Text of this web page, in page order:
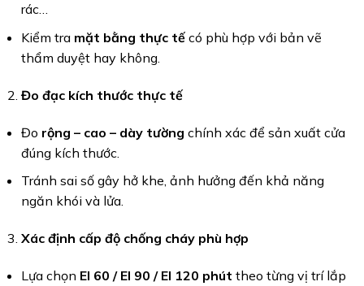
rác…
Kiểm tra mặt bằng thực tếcó phù hợp với bản vẽ
thẩm duyệt hay không.
Đo đạc kích thước thực tế
Đo rộng – cao – dày tường chính xác để sản xuất cửa
đúng kích thước.
Tránh sai số gây hở khe, ảnh hưởng đến khả năng
ngăn khói và lửa.
Xác định cấp độ chống cháy phù hợp
Lựa chọn EI 60 / EI 90 / EI 120 phút theo từng vị trí lắp